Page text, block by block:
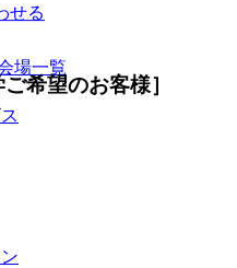
場一覧
せる
希望のお客様］